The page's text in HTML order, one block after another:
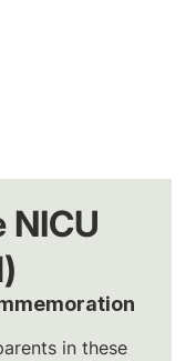
NICU
in these